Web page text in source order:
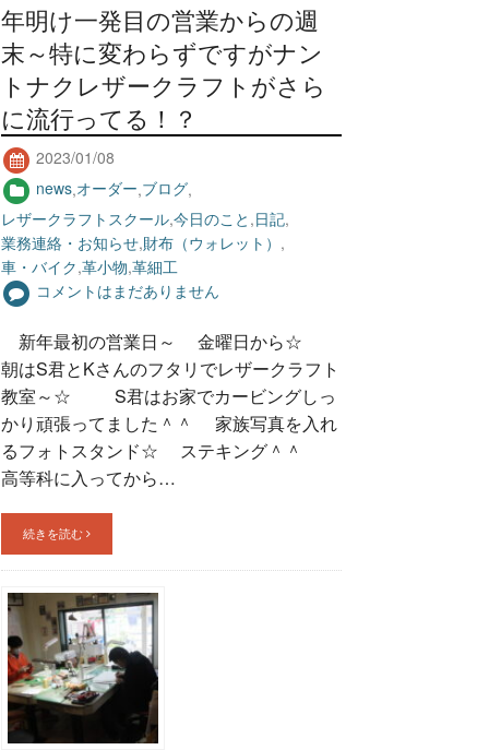
年明け一発目の営業からの週
末～特に変わらずですがナン
トナクレザークラフトがさら
に流行ってる！？
2023/01/08
news,オーダー,ブログ,
レザークラフトスクール,今日のこと ,日記,
業務連絡・お知らせ,財布（ウォレット） ,
車・バイク,革小物,革細工
コメントはまだありません
新年最初の営業日～ 金曜日から☆
朝はS君とKさんのフタリでレザークラフト
教室～☆ S君はお家でカービングしっ
かり頑張ってました＾＾ 家族写真を入れ
るフォトスタンド☆ ステキング＾＾
高等科に入ってから…
続きを読む